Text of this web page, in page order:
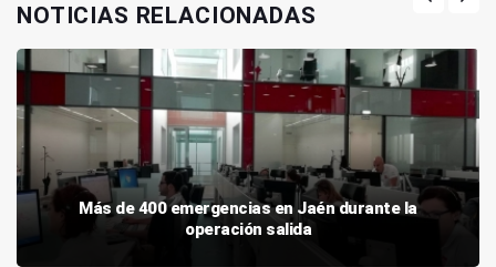
NOTICIAS RELACIONADAS
Más de 400 emergencias en Jaén durante la
operación salida